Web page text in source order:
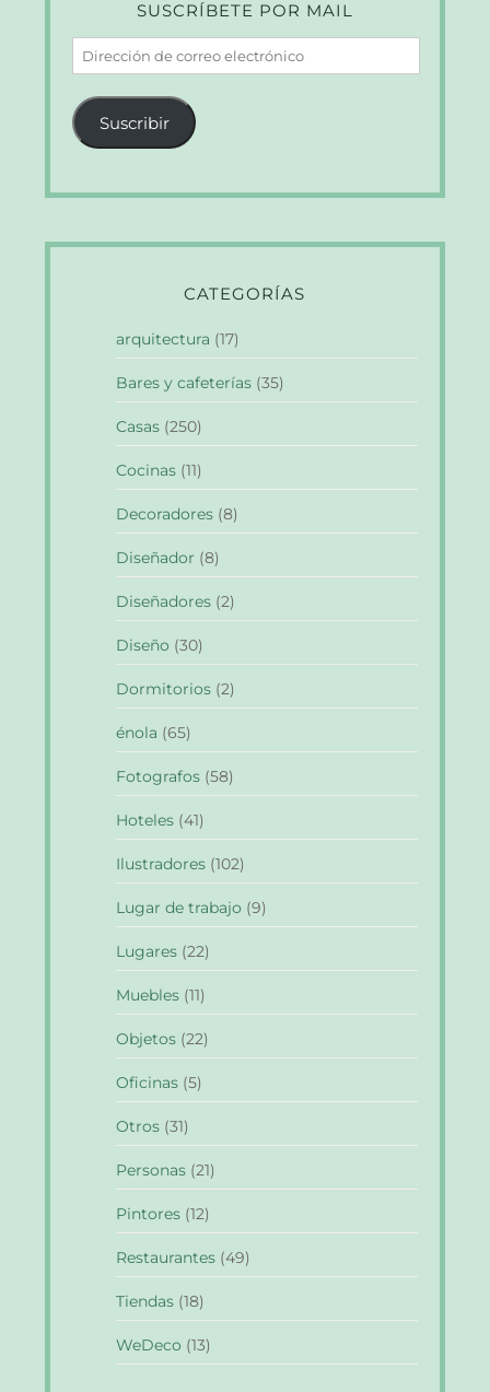
SUSCRÍBETE POR MAIL
Dirección
de
correo
electrónico
Suscribir
CATEGORÍAS
arquitectura (17)
Bares y cafeterías (35)
Casas (250)
Cocinas (11)
Decoradores (8)
Diseñador (8)
Diseñadores (2)
Diseño (30)
Dormitorios (2)
énola (65)
Fotografos (58)
Hoteles (41)
Ilustradores (102)
Lugar de trabajo (9)
Lugares (22)
Muebles (11)
Objetos (22)
Oficinas (5)
Otros (31)
Personas (21)
Pintores (12)
Restaurantes (49)
Tiendas (18)
WeDeco (13)